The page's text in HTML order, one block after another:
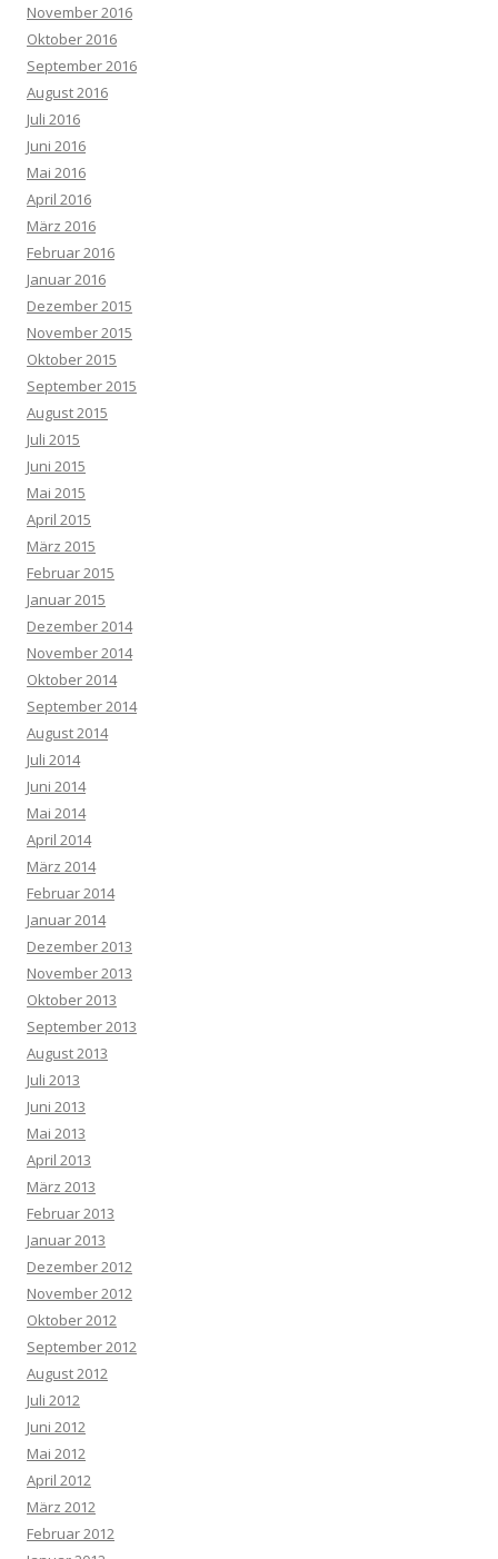
November 2016
Oktober 2016
September 2016
August 2016
Juli 2016
Juni 2016
Mai 2016
April 2016
März 2016
Februar 2016
Januar 2016
Dezember 2015
November 2015
Oktober 2015
September 2015
August 2015
Juli 2015
Juni 2015
Mai 2015
April 2015
März 2015
Februar 2015
Januar 2015
Dezember 2014
November 2014
Oktober 2014
September 2014
August 2014
Juli 2014
Juni 2014
Mai 2014
April 2014
März 2014
Februar 2014
Januar 2014
Dezember 2013
November 2013
Oktober 2013
September 2013
August 2013
Juli 2013
Juni 2013
Mai 2013
April 2013
März 2013
Februar 2013
Januar 2013
Dezember 2012
November 2012
Oktober 2012
September 2012
August 2012
Juli 2012
Juni 2012
Mai 2012
April 2012
März 2012
Februar 2012